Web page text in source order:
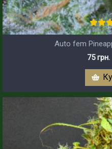
Auto fem
75 грн.